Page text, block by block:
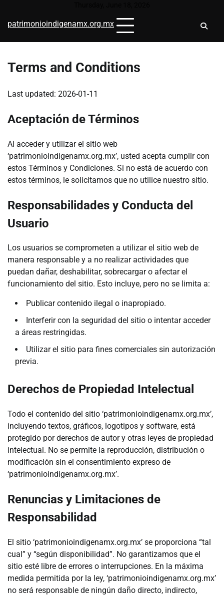
content
patrimonioindigenamx.org.mx
Terms and Conditions
Last updated: 2026-01-11
Aceptación de Términos
Al acceder y utilizar el sitio web
‘patrimonioindigenamx.org.mx’, usted acepta cumplir con
estos Términos y Condiciones. Si no está de acuerdo con
estos términos, le solicitamos que no utilice nuestro sitio.
Responsabilidades y Conducta del
Usuario
Los usuarios se comprometen a utilizar el sitio web de
manera responsable y a no realizar actividades que
puedan dañar, deshabilitar, sobrecargar o afectar el
funcionamiento del sitio. Esto incluye, pero no se limita a:
Publicar contenido ilegal o inapropiado.
Interferir con la seguridad del sitio o intentar acceder
a áreas restringidas.
Utilizar el sitio para fines comerciales sin autorización
previa.
Derechos de Propiedad Intelectual
Todo el contenido del sitio ‘patrimonioindigenamx.org.mx’,
incluyendo textos, gráficos, logotipos y software, está
protegido por derechos de autor y otras leyes de propiedad
intelectual. No se permite la reproducción, distribución o
modificación sin el consentimiento expreso de
‘patrimonioindigenamx.org.mx’.
Renuncias y Limitaciones de
Responsabilidad
El sitio ‘patrimonioindigenamx.org.mx’ se proporciona “tal
cual” y “según disponibilidad”. No garantizamos que el
sitio esté libre de errores o interrupciones. En la máxima
medida permitida por la ley, ‘patrimonioindigenamx.org.mx’
no será responsable de ningún daño directo, indirecto,